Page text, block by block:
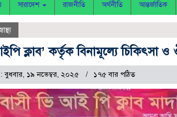
সারাদেশ রাজনীতি অর্থনীতি আন্তর্জাতিক
ক্লাব’ কর্তৃক বিনামূল্যে চিকিৎসা
১৯ নভেম্বর, ২০২৫ ১৭৫ বার পঠিত